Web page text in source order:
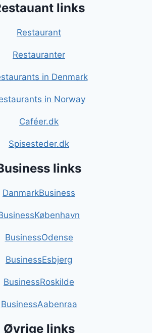
links
Restaurant
Restauranter
in Denmark
in Norway
Caféer.dk
Spisesteder.dk
links
DanmarkBusiness
BusinessOdense
BusinessEsbjerg
BusinessRoskilde
BusinessAabenraa
Øvrige links